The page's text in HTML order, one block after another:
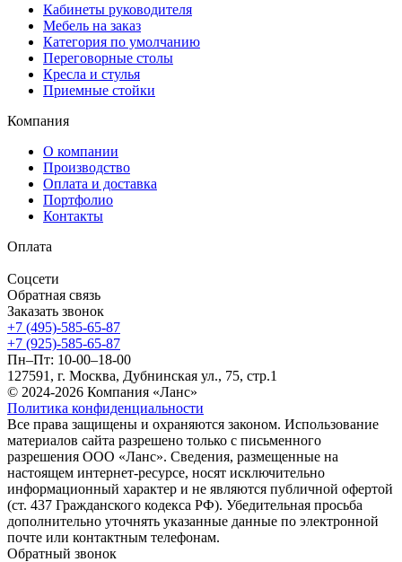
Кабинеты руководителя
Мебель на заказ
Категория по умолчанию
Переговорные столы
Кресла и стулья
Приемные стойки
Компания
О компании
Производство
Оплата и доставка
Портфолио
Контакты
Оплата
Соцсети
Обратная связь
Заказать звонок
+7 (495)-585-65-87
+7 (925)-585-65-87
Пн–Пт: 10-00–18-00
127591, г. Москва, Дубнинская ул., 75, стр.1
© 2024-2026 Компания «Ланс»
Политика конфиденциальности
Все права защищены и охраняются законом. Использование
материалов сайта разрешено только с письменного
разрешения ООО «Ланс». Сведения, размещенные на
настоящем интернет-ресурсе, носят исключительно
информационный характер и не являются публичной офертой
(ст. 437 Гражданского кодекса РФ). Убедительная просьба
дополнительно уточнять указанные данные по электронной
почте или контактным телефонам.
Обратный звонок